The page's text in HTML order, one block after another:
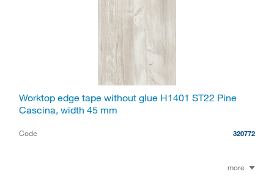
Worktop edge tape without glue H1401 ST22 Pine
Cascina, width 45 mm
Code 320772
more